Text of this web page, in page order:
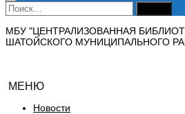
Найти:
МБУ "ЦЕНТРАЛИЗОВАННАЯ
ШАТОЙСКОГО МУНИЦИПАЛЬНОГО
МЕНЮ
Новости